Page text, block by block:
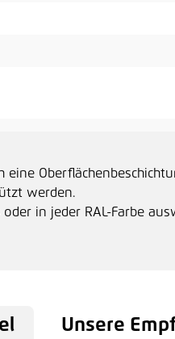
eine
werden.
in jeder RAL-Farbe
Unsere